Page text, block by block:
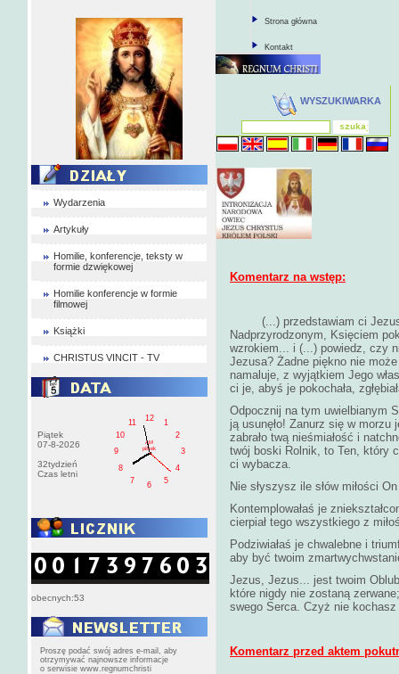
Wydarzenia
Artykuły
Homilie, konferencje, teksty w
formie dzwiękowej
Homilie konferencje w formie
filmowej
Książki
CHRISTUS VINCIT - TV
Piątek
07-8-2026
32tydzień
Czas letni
1
2
3
4
5
6
7
8
9
10
11
12
AM
pištek
obecnych:53
Proszę podać swój adres e-mail, aby
otrzymywać najnowsze informacje
o serwisie www.regnumchristi
Strona główna
Kontakt
WYSZUKIWARKA
Komentarz na wstęp:
(...) przedstawiam ci
Nadprzyrodzonym, Księciem
wzrokiem... i (...) powiedz, czy
Jezusa? Żadne piękno nie
namaluje, z wyjątkiem Jego
ci je, abyś je pokochała,
Odpocznij na tym uwielbianym
ją usunęło! Zanurz się w morzu
zabrało twą nieśmiałość i
twój boski Rolnik, to Ten, który
ci wybacza.
Nie słyszysz ile słów miłości
Kontemplowałaś je
cierpiał tego wszystkiego z
Podziwiałaś je chwalebne i
aby być twoim
Jezus, Jezus... jest twoim
które nigdy nie zostaną
swego Serca. Czyż nie
Komentarz przed aktem